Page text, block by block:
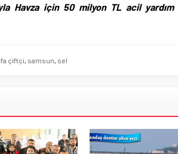
Havza için 50 milyon TL acil
çiftçi, samsun, sel